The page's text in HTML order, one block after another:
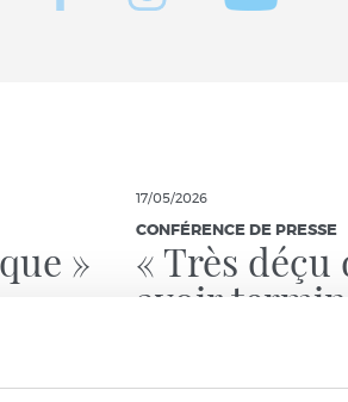
»
17/05/2026
CONFÉRENCE DE PRESSE
« Très déçu
avoir